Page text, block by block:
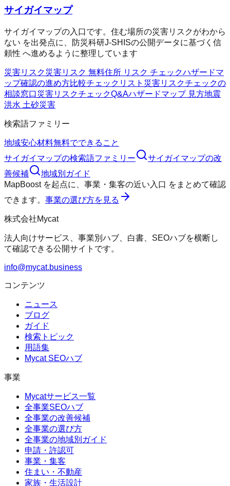
サイガイマップ
サイガイマップの入口です。住む場所の災害リスクがわから
ない を出発点に、防災科研J-SHISの公開データに基づく信
頼性 へ進めるように整理しています
災害リスク災害リスク 無料住所 リスク チェックハザードマ
ップ確認の進め方比較チェックリスト 災害リスクチェックの
相談窓口災害リスクチェックQ&Aハザードマップ 見方地震
洪水 土砂災害
検索語ファミリー
地域安心材料無料でできること
サイガイマップの検索語ファミリー サイガイマップの改
善候補
地域別ガイド
MapBoostを起点に、 事業・集客の近い入口 をまとめて確認
できます。 事業の選び方を見る
株式会社Mycat
法人向けサービス、事業別ハブ、白書、SEOハブを横断し
て確認できる公開サイトです。
info@mycat.business
コンテンツ
ニュース
ブログ
ガイド
検索トピック
用語集
Mycat SEOハブ
事業
Mycatサービス一覧
全事業SEOハブ
全事業の改善候補
全事業の選び方
全事業の地域別ガイド
申請・許認可
事業・集客
住まい・不動産
家族・生活設計